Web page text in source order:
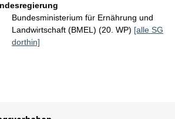
Bundesministerium für Ernährung und
Landwirtschaft (BMEL) (20. WP) [alle SG
dorthin]